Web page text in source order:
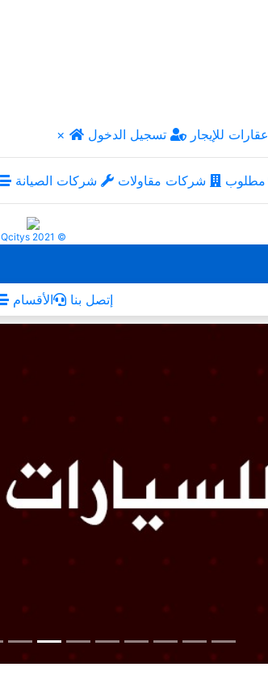
× عقارات للإيجار تسجيل الدخول
مطلوب شركات مقاولات شركات الصيانة
Qcitys 2021 ©
الأقسام إتصل بنا